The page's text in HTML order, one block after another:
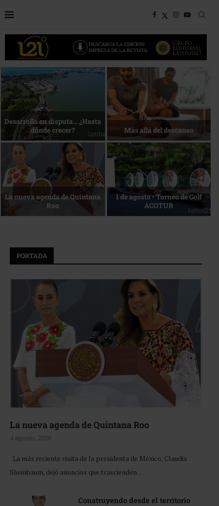
Bottega, un viaje servido a la
mesa
Energía que Impulsa la
competitividad
Reconocimiento de viajeros La esencia del servicio
PORTADA
La nueva agenda de Quintana Roo
4 agosto, 2026
La más reciente visita de la presidenta de México, Claudia
Sheinbaum, dejó anuncios que trascienden …
Construyendo desde el territorio